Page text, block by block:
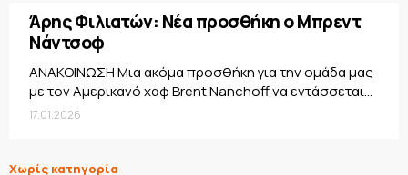
Άρης Φιλιατών: Νέα προσθήκη ο Μπρεντ
Νάντσοφ
ΑΝΑΚΟΙΝΩΣΗ Μια ακόμα προσθήκη για την ομάδα μας
με τον Αμερικανό χαφ Brent Nanchoff να εντάσσεται...
17.01.2026
Χωρίς κατηγορία